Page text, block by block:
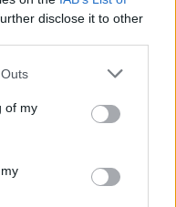
disclose it to other
one or more Google
You may click to
its third-party tags to
in below Google
of my
Μπαϊρακτάρη